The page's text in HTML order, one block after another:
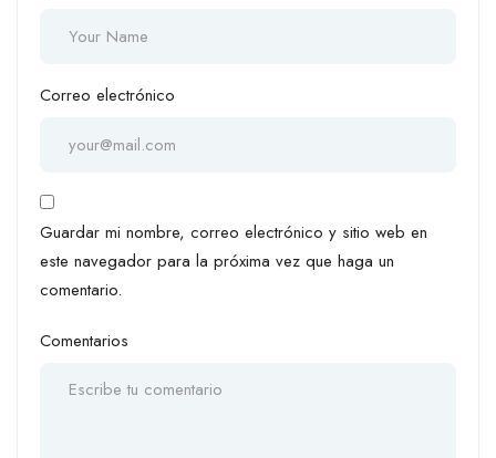
Correo electrónico
Guardar mi nombre, correo electrónico y sitio web en
este navegador para la próxima vez que haga un
comentario.
Comentarios